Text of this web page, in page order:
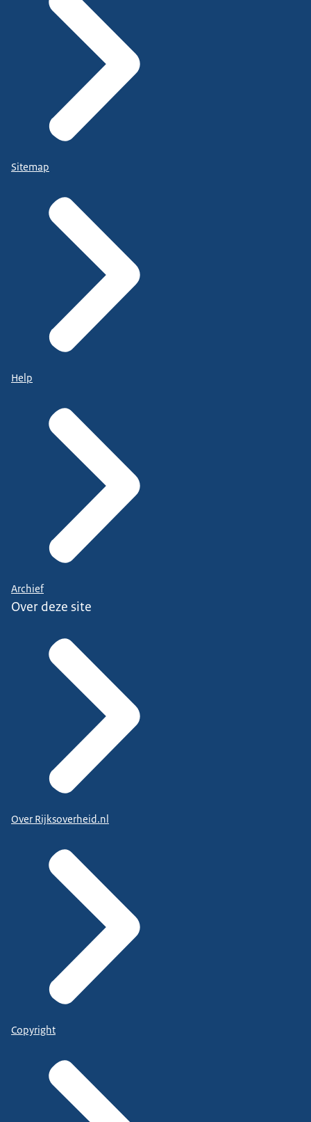
Sitemap
Help
Archief
Over deze site
Over Rijksoverheid.nl
Copyright